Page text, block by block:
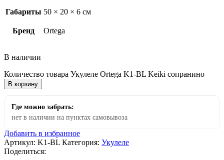
Габариты 50 × 20 × 6 см
Бренд Ortega
В наличии
Количество товара Укулеле Ortega K1-BL Keiki сопранино
В корзину
Где можно забрать:
нет в наличии на пунктах самовывоза
Добавить в избранное
Артикул: K1-BL Категория: Укулеле
Поделиться: